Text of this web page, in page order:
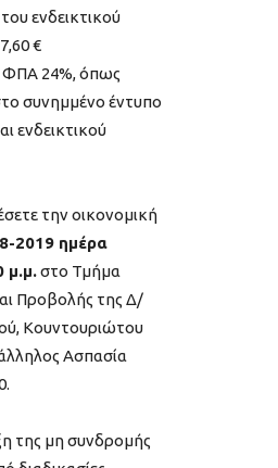
ενδεικτικού
€
ΦΠΑ 24%, όπως
συνημμένο έντυπο
ενδεικτικού
την οικονομική
2019 ημέρα
μ.μ.στο Τμήμα
Προβολής της Δ/
Κουντουριώτου
Ασπασία
της μη συνδρομής